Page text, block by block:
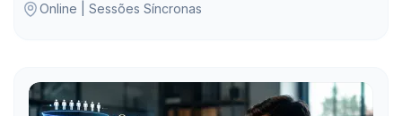
Online | Sessões Síncronas